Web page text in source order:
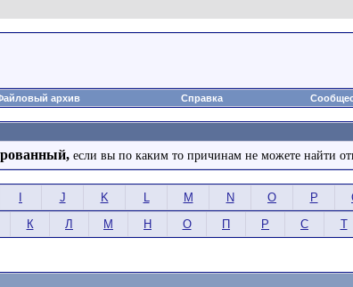
архив Справка
если вы по каким то причинам не можете найти
J K L M N O P
К Л М Н О П Р С Т